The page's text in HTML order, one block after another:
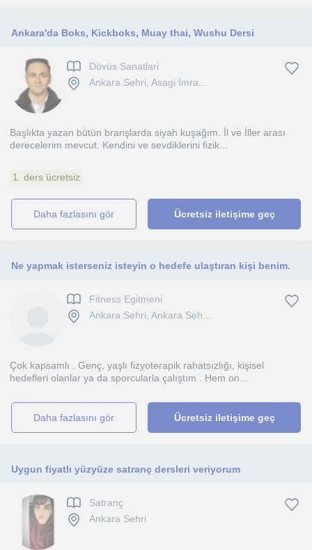
Ankara'da Boks, Kickboks, Muay thai, Wushu Dersi
Dövüs Sanatlari
Ankara Sehri, Asagi İmra...
Başlıkta yazan bütün branşlarda siyah kuşağım. İl ve İller arası
derecelerim mevcut. Kendini ve sevdiklerini fizik...
1. ders ücretsiz
daha fazlasını gör Ücretsiz iletişime geç
Ne yapmak isterseniz isteyin o hedefe ulaştıran kişi benim.
Fitness Egitmeni
Ankara Sehri, Ankara Seh...
Çok kapsamlı . Genç, yaşlı fizyoterapik rahatsızlığı, kişisel
hedefleri olanlar ya da sporcularla çalıştım . Hem on...
daha fazlasını gör Ücretsiz iletişime geç
Uygun fiyatlı yüzyüze satranç dersleri veriyorum
Satranç
Ankara Sehri